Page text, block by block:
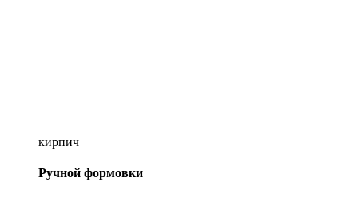
кирпич
Ручной формовки